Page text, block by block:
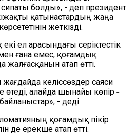
сипаты болды», - деп президент
қатынастардың жаңа
жеткізді.
ел арасындағы серіктестік
ғана емес, қоғамдық
атап өтті.
келіссөздер саяси
өтеді, алайда шынайы көпір ˗
- деді.
қоғамдық пікір
де ерекше атап өтті.